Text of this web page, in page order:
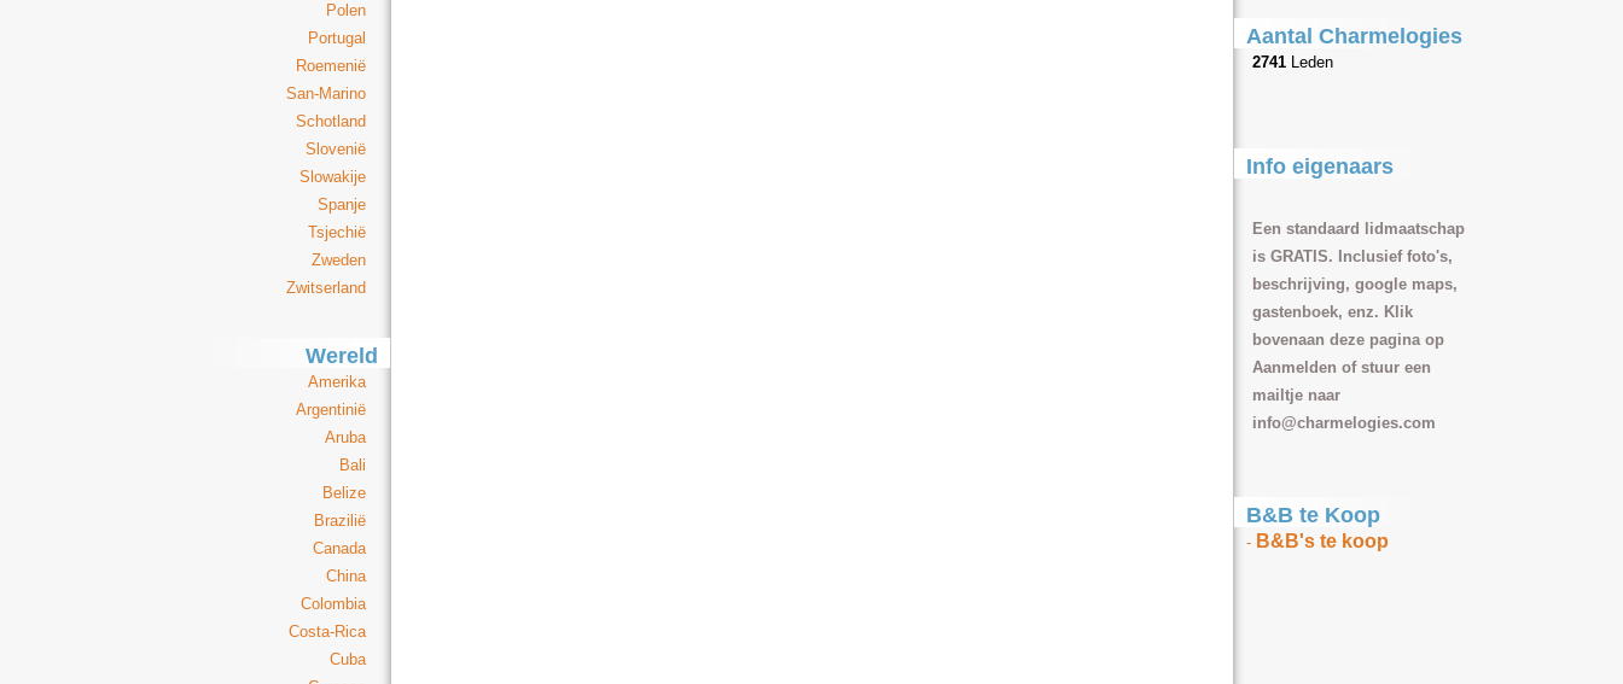
Polen
Portugal
Roemenië
San-Marino
Schotland
Slovenië
Slowakije
Spanje
Tsjechië
Zweden
Zwitserland
Wereld
Amerika
Argentinië
Aruba
Bali
Belize
Brazilië
Canada
China
Colombia
Costa-Rica
Cuba
Aantal Charmelogies
2741 Leden
Info eigenaars
Een standaard lidmaatschap
is GRATIS. Inclusief foto's,
beschrijving, google maps,
gastenboek, enz. Klik
bovenaan deze pagina op
Aanmelden of stuur een
mailtje naar
info@charmelogies.com
B&B te Koop
- B&B's te koop